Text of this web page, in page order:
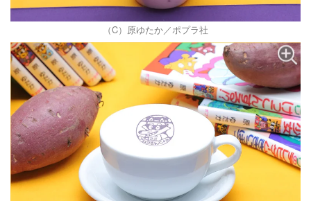
（C）原ゆたか／ポプラ社